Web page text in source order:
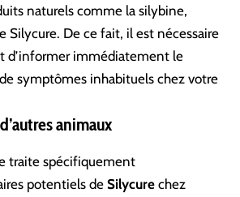
naturels comme la silybine,
Silycure. De ce fait, il est nécessaire
d’informer immédiatement le
symptômes inhabituels chez votre
animaux
traite spécifiquement
potentiels de Silycure chez